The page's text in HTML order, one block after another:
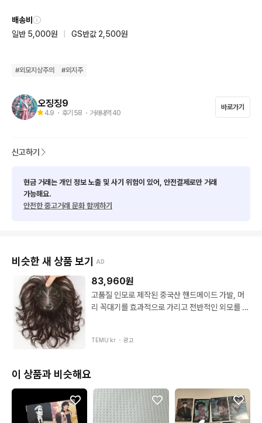
배송비
일반 5,000원
GS반값 2,500원
#외모지상주의 #외지주
오징징9
4.9 ・ 후기 58 ・ 거래내역 40
바로가기
신고하기
현금 거래는 개인 정보 노출 및 사기 위험이 있어, 안전결제로만 거래
가능해요.
안전한 중고거래 문화 함께하기
비슷한 새 상품 보기 AD
83,960원
고품질 인모로 제작된 중국산 핸드메이드 가발, 머
리 꼭대기를 효과적으로 가리고 전반적인 외모를 향
TEMU kr ・ 광고
이 상품과 비슷해요